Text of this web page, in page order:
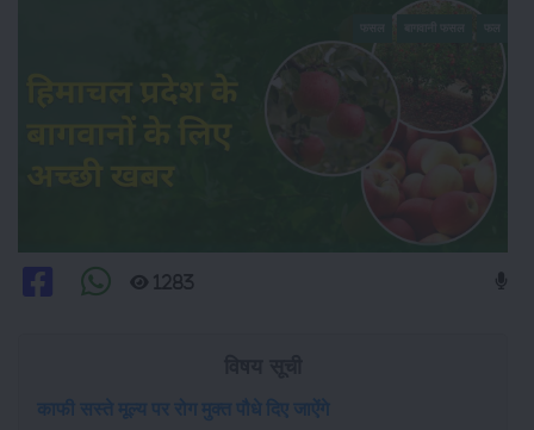
1283
काफी सस्ते मूल्य पर रोग मुक्त पौधे दिए जाऐंगे